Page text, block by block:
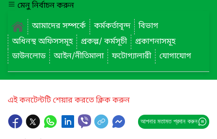
মেনু নির্বাচন করুন
আমাদের সম্পর্কে
কর্মকর্তাবৃন্দ
বিভাগ
অধিনস্থ অফিসসমূহ
প্রকল্প/ কর্মসূচী
প্রকাশনাসমূহ
ডাউনলোড
আইন/নীতিমালা ফটোগ্যালারী যোগাযোগ
এই কনটেন্টটি শেয়ার করতে ক্লিক করুন
আপনার মতামত প্রদান করুন